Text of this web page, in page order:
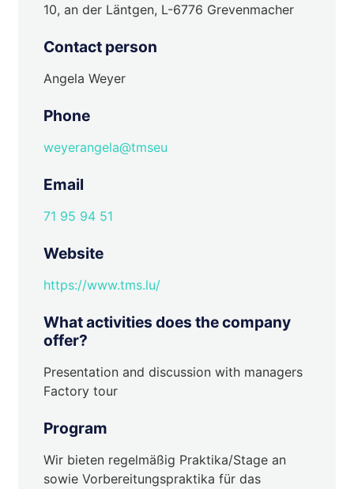
10, an der Läntgen, L-6776 Grevenmacher
Contact person
Angela Weyer
Phone
weyerangela@tmseu
Email
71 95 94 51
Website
https://www.tms.lu/
What activities does the company
offer?
Presentation and discussion with managers
Factory tour
Program
Wir bieten regelmäßig Praktika/Stage an
sowie Vorbereitungspraktika für das